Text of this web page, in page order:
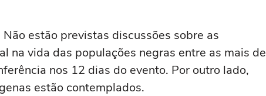
estão previstas discussões sobre as
na vida das populações negras entre as mais de
nos 12 dias do evento. Por outro lado,
estão contemplados.